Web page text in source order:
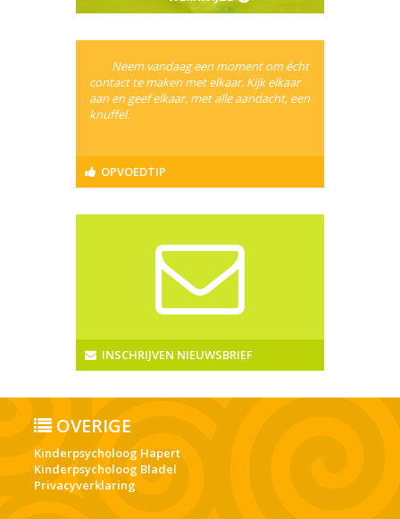
Neem vandaag een moment om écht
contact te maken met elkaar. Kijk elkaar
aan en geef elkaar, met alle aandacht, een
knuffel.
OPVOEDTIP
INSCHRIJVEN NIEUWSBRIEF
OVERIGE
Kinderpsycholoog Hapert
Kinderpsycholoog Bladel
Privacyverklaring